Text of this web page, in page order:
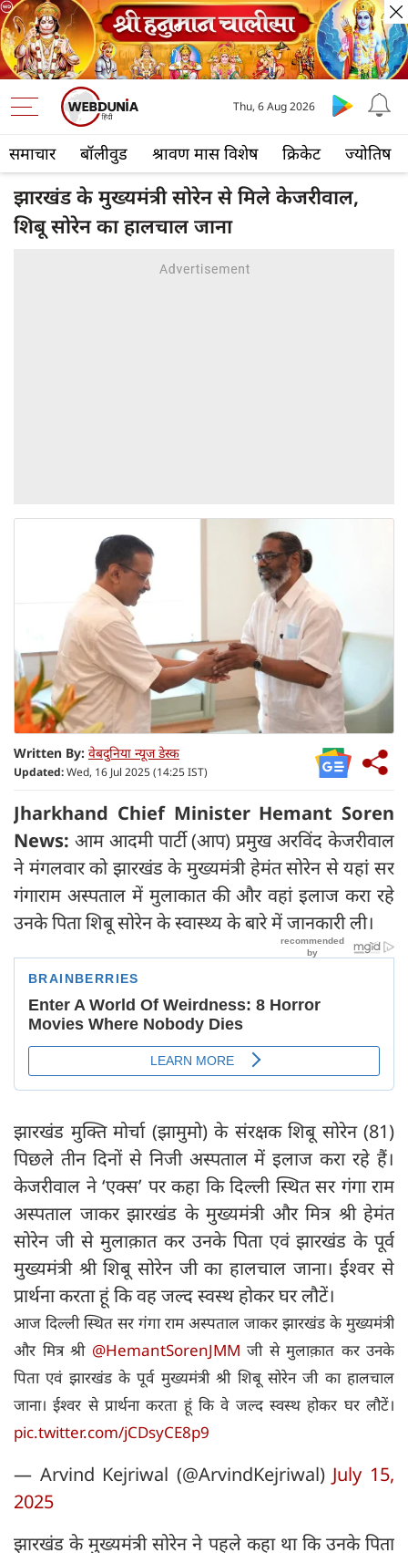
समाचार बॉलीवुड श्रावण मास विशेष क्रिकेट ज्योतिष
Thu, 6 Aug 2026
झारखंड के मुख्‍यमंत्री सोरेन से मिले केजरीवाल,
शिबू सोरेन का हालचाल जाना
Written By: वेबदुनिया न्यूज डेस्क
Updated:Wed, 16 Jul 2025 (14:25 IST)
Jharkhand Chief Minister Hemant Soren
News: आम आदमी पार्टी (आप) प्रमुख अरविंद केजरीवाल
ने मंगलवार को झारखंड के मुख्यमंत्री हेमंत सोरेन से यहां सर
गंगाराम अस्पताल में मुलाकात की और वहां इलाज करा रहे
उनके पिता शिबू सोरेन के स्वास्थ्य के बारे में जानकारी ली।
झारखंड मुक्ति मोर्चा (झामुमो) के संरक्षक शिबू सोरेन (81)
पिछले तीन दिनों से निजी अस्पताल में इलाज करा रहे हैं।
केजरीवाल ने ‘एक्स’ पर कहा कि दिल्ली स्थित सर गंगा राम
अस्पताल जाकर झारखंड के मुख्यमंत्री और मित्र श्री हेमंत
सोरेन जी से मुलाक़ात कर उनके पिता एवं झारखंड के पूर्व
मुख्यमंत्री श्री शिबू सोरेन जी का हालचाल जाना। ईश्वर से
प्रार्थना करता हूं कि वह जल्द स्वस्थ होकर घर लौटें।
आज दिल्ली स्थित सर गंगा राम अस्पताल जाकर झारखंड के मुख्यमंत्री
और मित्र श्री @HemantSorenJMM जी से मुलाक़ात कर उनके
पिता एवं झारखंड के पूर्व मुख्यमंत्री श्री शिबू सोरेन जी का हालचाल
जाना। ईश्वर से प्रार्थना करता हूं कि वे जल्द स्वस्थ होकर घर लौटें।
pic.twitter.com/jCDsyCE8p9
— Arvind Kejriwal (@ArvindKejriwal) July 15,
2025
झारखंड के मुख्यमंत्री सोरेन ने पहले कहा था कि उनके पिता